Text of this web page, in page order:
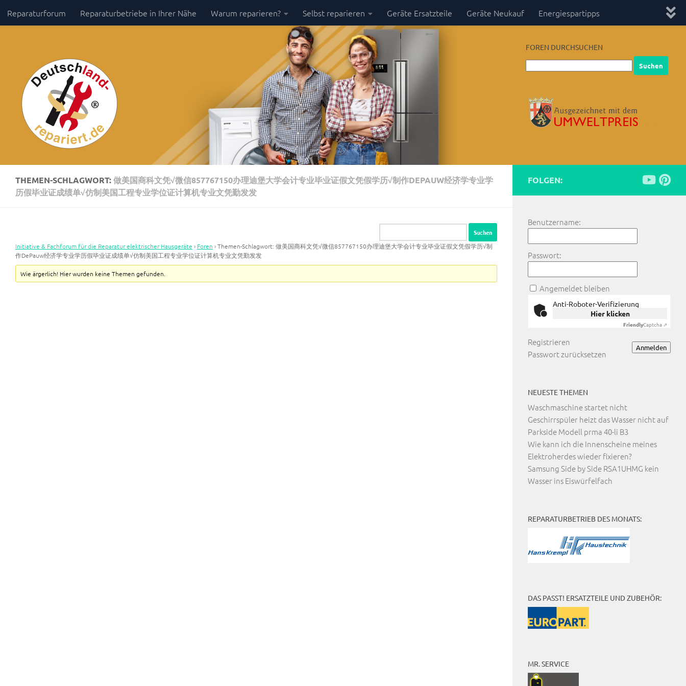
Zum Inhalt springen
Reparaturforum Reparaturbetriebe in Ihrer Nähe Warum reparieren? Selbst reparieren Geräte Ersatzteile Geräte Neukauf Energiespartipps
FOREN DURCHSUCHEN
THEMEN-SCHLAGWORT:做美国商科文凭√微信857767150办理迪堡大学会计专业毕业证假文凭假学历√制作DEPAUW经济学专业学
历假毕业证成绩单√仿制美国工程专业学位证计算机专业文凭勤发发
Initiative & Fachforum für die Reparatur elektrischer Hausgeräte › Foren ›Themen-Schlagwort: 做美国商科文凭√微信857767150办理迪堡大学会计专业毕业证假文凭假学历√制
作DePauw经济学专业学历假毕业证成绩单√仿制美国工程专业学位证计算机专业文凭勤发发
Wie ärgerlich! Hier wurden keine Themen gefunden.
FOLGEN:
Benutzername:
Passwort:
Angemeldet bleiben
Anti-Roboter-Verifizierung
Hier klicken
FriendlyCaptcha ⇗
Anmelden
Registrieren
Passwort zurücksetzen
NEUESTE THEMEN
Waschmaschine startet nicht
Geschirrspüler heizt das Wasser nicht auf
Parkside Modell prma 40-li B3
Wie kann ich die Innenscheine meines
Elektroherdes wieder fixieren?
Samsung Side by Side RSA1UHMG kein
Wasser ins Eiswürfelfach
REPARATURBETRIEB DES MONATS:
DAS PASST! ERSATZTEILE UND ZUBEHÖR:
MR. SERVICE